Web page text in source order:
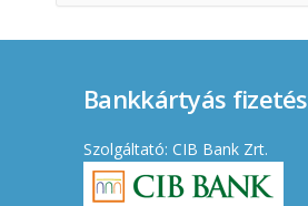
Bankkártyás fizetés
Szolgáltató: CIB Bank Zrt.